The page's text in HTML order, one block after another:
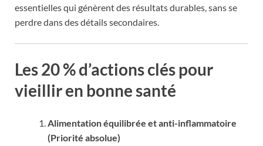
essentielles qui génèrent des résultats durables, sans se
perdre dans des détails secondaires.
Les 20 % d’actions clés pour
vieillir en bonne santé
Alimentation équilibrée et anti-inflammatoire
(Priorité absolue)